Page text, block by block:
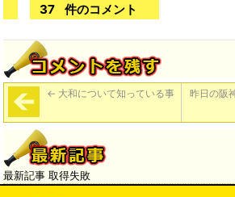
37 件のコメント
← 大和について知っている事
昨日の阪
最新記事 取得失敗